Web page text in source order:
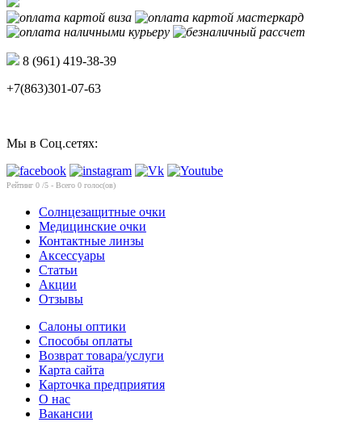
8 (961) 419-38-39
+7(863)301-07-63
Мы в Соц.сетях:
Рейтинг 0 /5 - Всего 0 голос(ов)
Солнцезащитные очки
Медицинские очки
Контактные линзы
Аксессуары
Статьи
Акции
Отзывы
Салоны оптики
Способы оплаты
Возврат товара/услуги
Карта сайта
Карточка предприятия
О нас
Вакансии